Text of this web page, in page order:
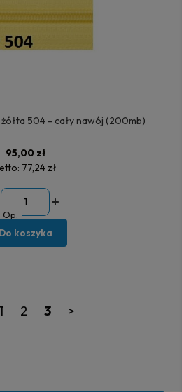
504 - cały nawój (200mb)
95,00 zł
77,24 zł
Op.
Do koszyka
1 2 3 >